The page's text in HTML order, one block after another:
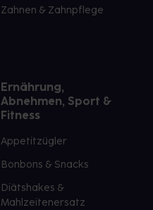
Zahnen & Zahnpflege
Ernährung,
Abnehmen, Sport &
Fitness
Appetitzügler
Bonbons & Snacks
Diätshakes &
Mahlzeitenersatz